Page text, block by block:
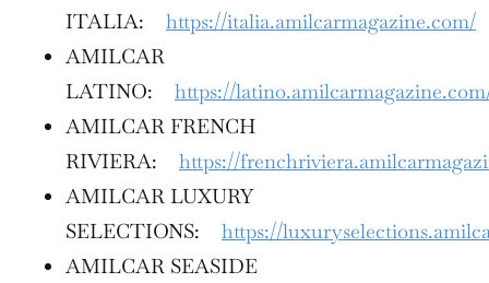
ITALIA: https://italia.amilcarmagazine.com/
AMILCAR
LATINO: https://
AMILCAR FRENCH
RIVIERA: https://
AMILCAR LUXURY
SELECTIONS: https://
AMILCAR SEASIDE